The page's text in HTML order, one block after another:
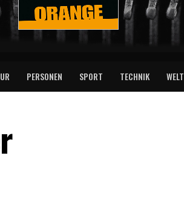
PERSONEN SPORT TECHNIK WELT